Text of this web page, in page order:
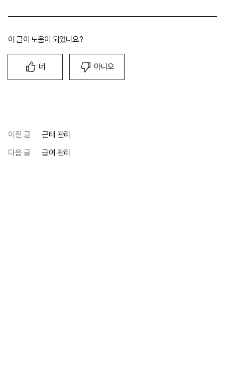
이 글이 도움이 되었나요?
네 아니오
이전 글
근태 관리
다음 글
급여 관리